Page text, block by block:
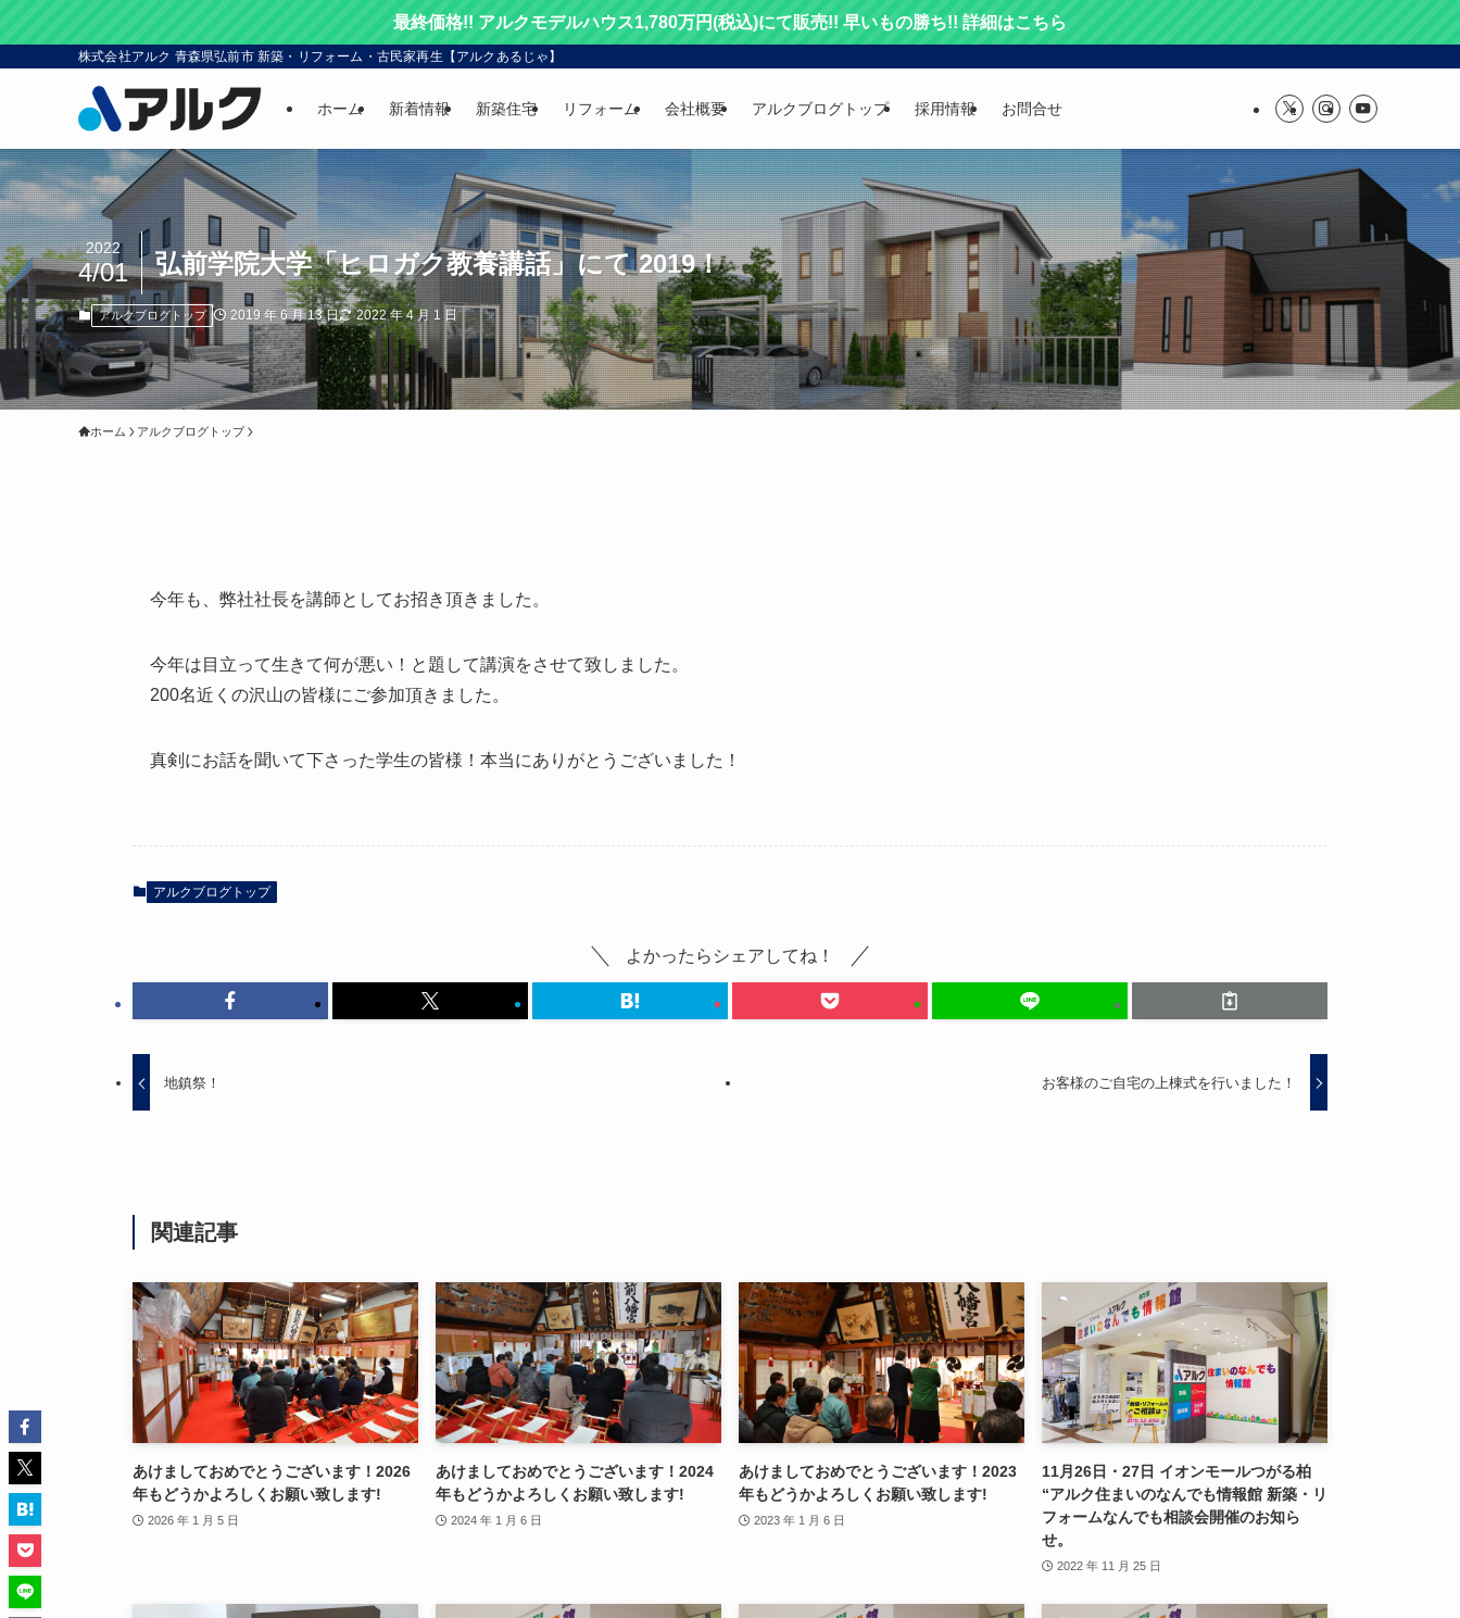
最終価格!! アルクモデルハウス1,780万円(税込)にて販売!! 早いもの勝ち!! 詳細はこちら
株式会社アルク 青森県弘前市 新築・リフォーム・古民家再生【アルクあるじゃ】
ホーム 新着情報 新築住宅 リフォーム 会社概要 アルクブログトップ 採用情報 お問合せ
弘前学院大学「ヒロガク教養講話」にて 2019！
2022
4/01
アルクブログトップ 2019 年 6 月 13 日 2022 年 4 月 1 日
ホーム アルクブログトップ
今年も、弊社社長を講師としてお招き頂きました。
今年は目立って生きて何が悪い！と題して講演をさせて致しました。
200名近くの沢山の皆様にご参加頂きました。
真剣にお話を聞いて下さった学生の皆様！本当にありがとうございました！
アルクブログトップ
よかったらシェアしてね！
地鎮祭！ お客様のご自宅の上棟式を行いました！
関連記事
あけましておめでとうございます！2026
年もどうかよろしくお願い致します!
2026 年 1 月 5 日
あけましておめでとうございます！2024
年もどうかよろしくお願い致します!
2024 年 1 月 6 日
あけましておめでとうございます！2023
年もどうかよろしくお願い致します!
2023 年 1 月 6 日
11月26日・27日 イオンモールつがる柏
“アルク住まいのなんでも情報館 新築・リ
フォームなんでも相談会開催のお知ら
せ。
2022 年 11 月 25 日